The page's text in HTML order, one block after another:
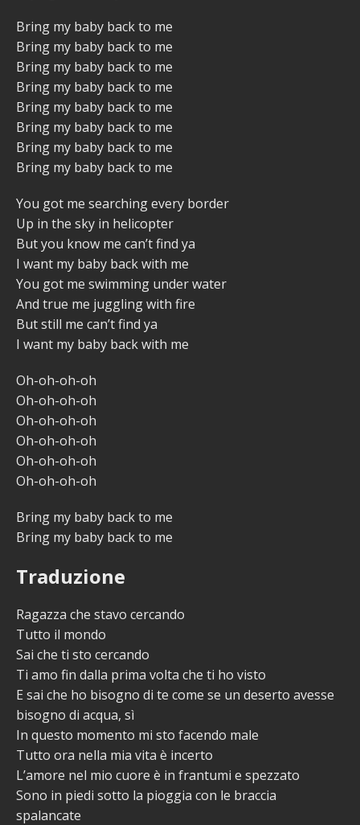
Bring my baby back to me
Bring my baby back to me
Bring my baby back to me
Bring my baby back to me
Bring my baby back to me
Bring my baby back to me
Bring my baby back to me
Bring my baby back to me
You got me searching every border
Up in the sky in helicopter
But you know me can’t find ya
I want my baby back with me
You got me swimming under water
And true me juggling with fire
But still me can’t find ya
I want my baby back with me
Oh-oh-oh-oh
Oh-oh-oh-oh
Oh-oh-oh-oh
Oh-oh-oh-oh
Oh-oh-oh-oh
Oh-oh-oh-oh
Bring my baby back to me
Bring my baby back to me
Traduzione
Ragazza che stavo cercando
Tutto il mondo
Sai che ti sto cercando
Ti amo fin dalla prima volta che ti ho visto
E sai che ho bisogno di te come se un deserto avesse
bisogno di acqua, sì
In questo momento mi sto facendo male
Tutto ora nella mia vita è incerto
L’amore nel mio cuore è in frantumi e spezzato
Sono in piedi sotto la pioggia con le braccia
spalancate